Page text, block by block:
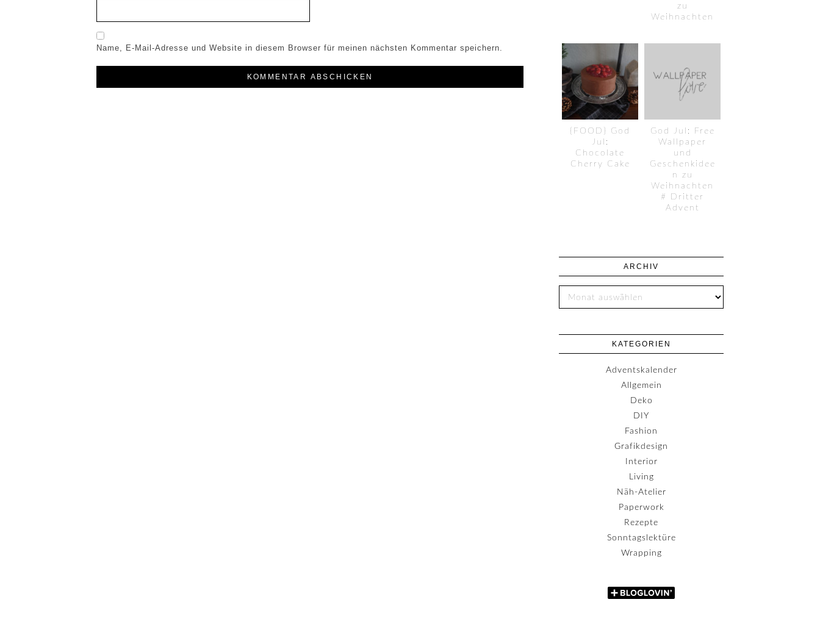
Name, E-Mail-Adresse und Website in diesem Browser für meinen nächsten Kommentar speichern.
zu
Weihnachten
{FOOD} God
Jul:
Chocolate
Cherry Cake
God Jul: Free
Wallpaper
und
Geschenkidee
n zu
Weihnachten
# Dritter
Advent
ARCHIV
KATEGORIEN
Adventskalender
Allgemein
Deko
DIY
Fashion
Grafikdesign
Interior
Living
Näh-Atelier
Paperwork
Rezepte
Sonntagslektüre
Wrapping